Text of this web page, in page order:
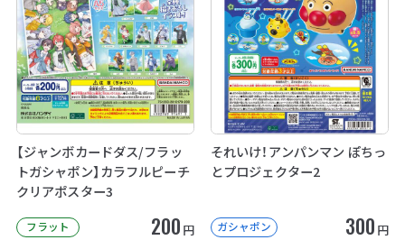
【ジャンボカードダス/フラッ
トガシャポン】カラフルピーチ
クリアポスター3
フラット 200 円
それいけ！アンパンマン ぽちっ
とプロジェクター2
ガシャポン 300 円